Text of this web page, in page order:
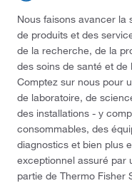
Nous faisons avancer la
de produits et des
de la recherche, de la
des soins de santé et
Comptez sur nous pour
de laboratoire, de
des installations - y
consommables, des
diagnostics et bien plus
exceptionnel assuré par
partie de Thermo Fisher